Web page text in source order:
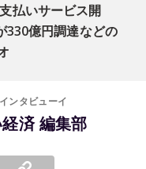
払いサービス開
億円調達などの
ンタビューイ
済 編集部